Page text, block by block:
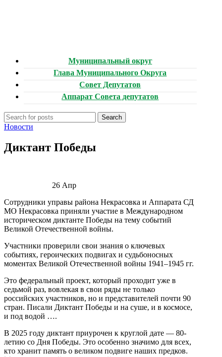
Муниципальный округ
Глава Муниципального Округа
Совет Депутатов
Аппарат Совета депутатов
Search
Новости
Диктант Победы
26 Апр
Сотрудники управы района Некрасовка и Аппарата СД
МО Некрасовка приняли участие в Международном
историческом диктанте Победы на тему событий
Великой Отечественной войны.
Участники проверили свои знания о ключевых
событиях, героических подвигах и судьбоносных
моментах Великой Отечественной войны 1941–1945 гг.
Это федеральный проект, который проходит уже в
седьмой раз, вовлекая в свои ряды не только
российских участников, но и представителей почти 90
стран. Писали Диктант Победы и на суше, и в космосе,
и под водой ….
В 2025 году диктант приурочен к круглой дате — 80-
летию со Дня Победы. Это особенно значимо для всех,
кто хранит память о великом подвиге наших предков.